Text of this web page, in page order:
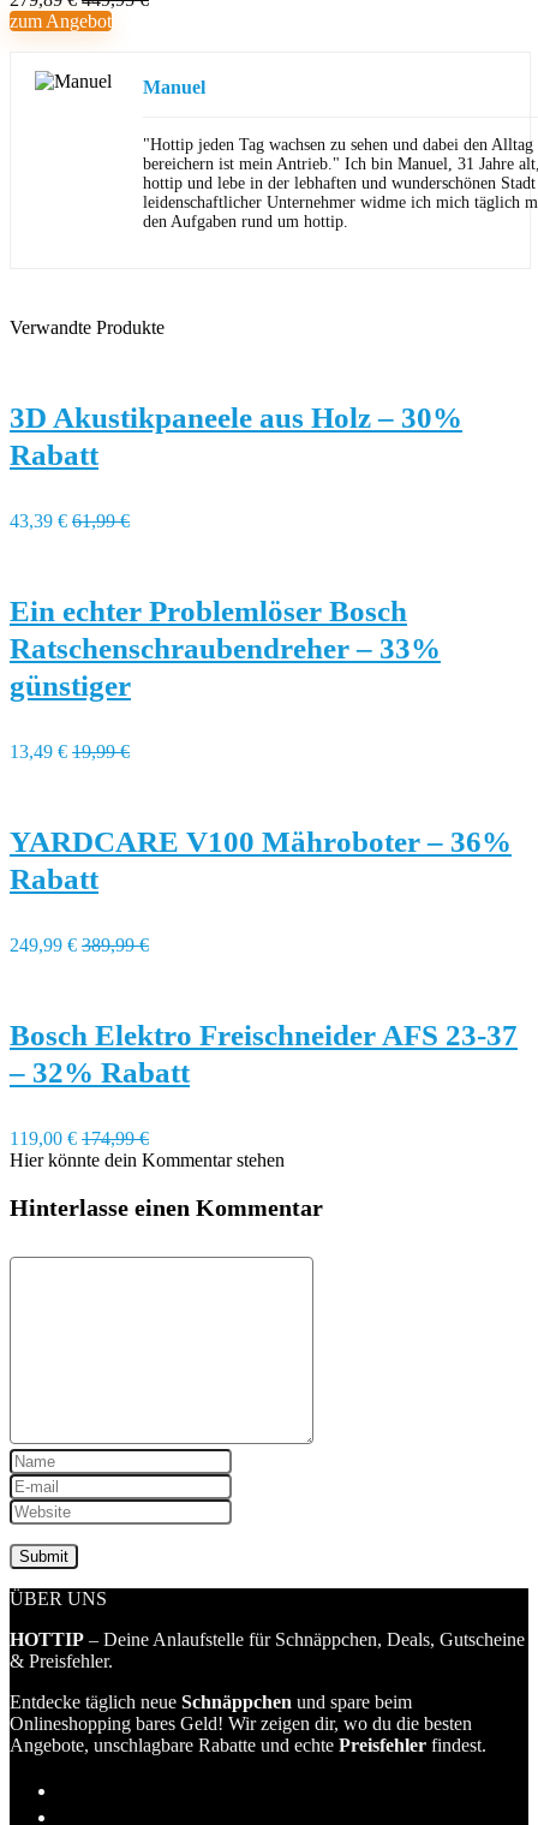
zum Angebot
Manuel
"Hottip jeden Tag wachsen zu sehen und dabei den
bereichern ist mein Antrieb." Ich bin Manuel, 31 Jahre
hottip und lebe in der lebhaften und wunderschönen
leidenschaftlicher Unternehmer widme ich mich täglich
den Aufgaben rund um hottip.
Verwandte Produkte
3D Akustikpaneele aus Holz – 30%
Rabatt
43,39 € 61,99 €
Ein echter Problemlöser Bosch
Ratschenschraubendreher – 33%
günstiger
13,49 € 19,99 €
YARDCARE V100 Mähroboter – 36%
Rabatt
249,99 € 389,99 €
Bosch Elektro Freischneider AFS 23-37
– 32% Rabatt
119,00 € 174,99 €
Hier könnte dein Kommentar stehen
Hinterlasse einen Kommentar
ÜBER UNS
HOTTIP – Deine Anlaufstelle für Schnäppchen, Deals, Gutscheine
& Preisfehler.
Entdecke täglich neue Schnäppchen und spare beim
Onlineshopping bares Geld! Wir zeigen dir, wo du die besten
Angebote, unschlagbare Rabatte und echte Preisfehler findest.